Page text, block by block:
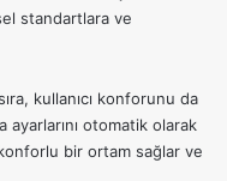
standartlara ve
kullanıcı konforunu da
ayarlarını otomatik olarak
bir ortam sağlar ve